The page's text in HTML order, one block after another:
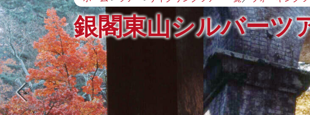
銀閣東山シルバーツ